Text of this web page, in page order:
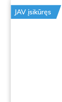
JAV įsikūręs